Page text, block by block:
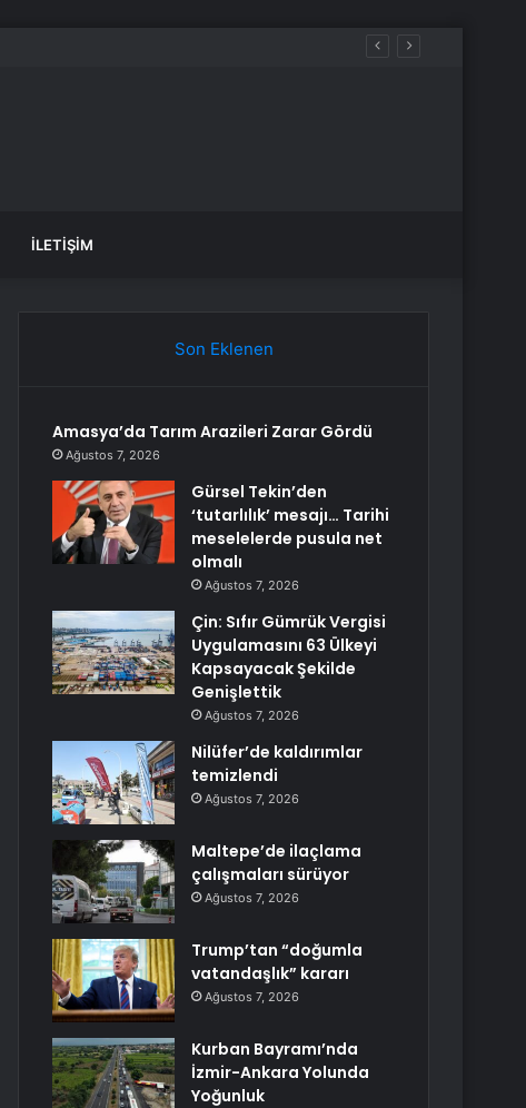
İLETIŞIM
Son Eklenen
Amasya’da Tarım Arazileri Zarar Gördü
Ağustos 7, 2026
Gürsel Tekin’den
‘tutarlılık’ mesajı… Tarihi
meselelerde pusula net
olmalı
Ağustos 7, 2026
Çin: Sıfır Gümrük Vergisi
Uygulamasını 63 Ülkeyi
Kapsayacak Şekilde
Genişlettik
Ağustos 7, 2026
Nilüfer’de kaldırımlar
temizlendi
Ağustos 7, 2026
Maltepe’de ilaçlama
çalışmaları sürüyor
Ağustos 7, 2026
Trump’tan “doğumla
vatandaşlık” kararı
Ağustos 7, 2026
Kurban Bayramı’nda
İzmir-Ankara Yolunda
Yoğunluk